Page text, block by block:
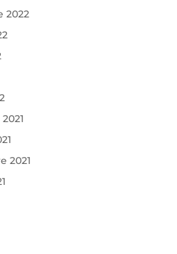
2022
2021